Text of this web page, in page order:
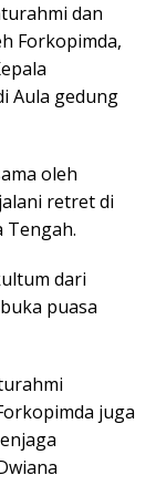
dan
Forkopimda,
Aula gedung
oleh
retret di
Tengah.
dari
puasa
juga